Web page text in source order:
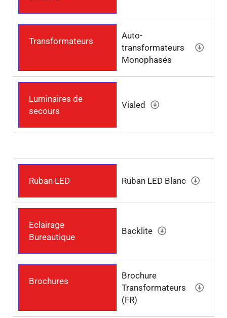
Transformateurs
Auto-
transformateurs
Monophasés
Luminaires de
secours
Vialed
Ruban LED Ruban LED Blanc
Eclairage
Bureautique
Backlite
Brochures
Brochure
Transformateurs
(FR)